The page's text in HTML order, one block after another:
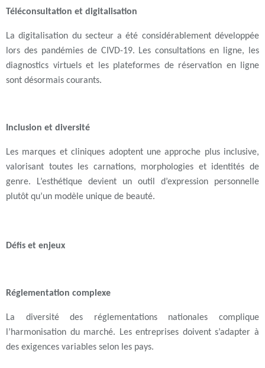
Téléconsultation et digitalisation
La digitalisation du secteur a été considérablement développée
lors des pandémies de CIVD-19. Les consultations en ligne, les
diagnostics virtuels et les plateformes de réservation en ligne
sont désormais courants.
Inclusion et diversité
Les marques et cliniques adoptent une approche plus inclusive,
valorisant toutes les carnations, morphologies et identités de
genre. L’esthétique devient un outil d’expression personnelle
plutôt qu’un modèle unique de beauté.
Défis et enjeux
Réglementation complexe
La diversité des réglementations nationales complique
l’harmonisation du marché. Les entreprises doivent s’adapter à
des exigences variables selon les pays.